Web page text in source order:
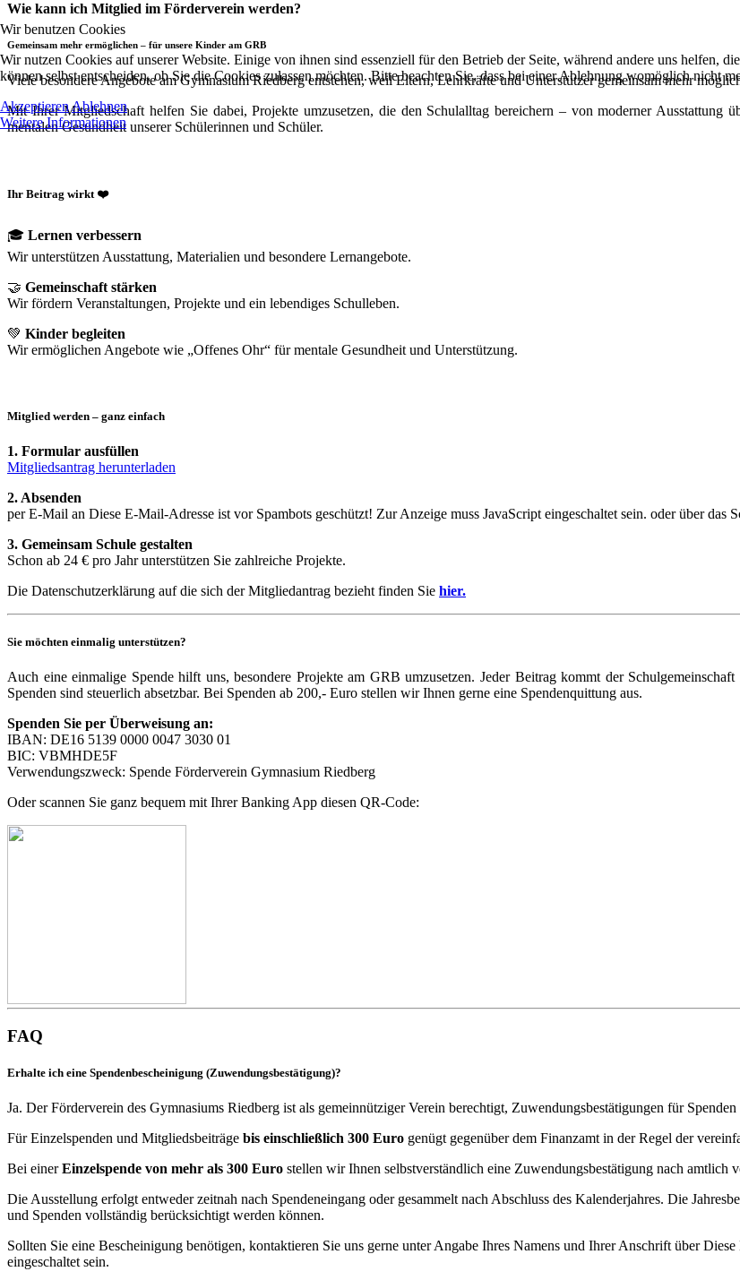
Wie kann ich Mitglied im Förderverein werden?
Gemeinsam mehr ermöglichen – für unsere Kinder am GRB
Viele besondere Angebote am Gymnasium Riedberg entstehen, weil Eltern, Lehrkräfte und Unterstützer gemeinsam mehr
Mit Ihrer Mitgliedschaft helfen Sie dabei, Projekte umzusetzen, die den Schulalltag bereichern – von moderner Ausstattung
mentalen Gesundheit unserer Schülerinnen und Schüler.
Ihr Beitrag wirkt❤️
🎓 Lernen verbessern
Wir unterstützen Ausstattung, Materialien und besondere Lernangebote.
🤝 Gemeinschaft stärken
Wir fördern Veranstaltungen, Projekte und ein lebendiges Schulleben.
💚 Kinder begleiten
Wir ermöglichen Angebote wie „Offenes Ohr“ für mentale Gesundheit und Unterstützung.
Mitglied werden – ganz einfach
1. Formular ausfüllen
Mitgliedsantrag herunterladen
2. Absenden
per E-Mail an Diese E-Mail-Adresse ist vor Spambots geschützt! Zur Anzeige muss JavaScript eingeschaltet sein. oder über das
3. Gemeinsam Schule gestalten
Schon ab 24 € pro Jahr unterstützen Sie zahlreiche Projekte.
Die Datenschutzerklärung auf die sich der Mitgliedantrag bezieht finden Sie hier.
Sie möchten einmalig unterstützen?
Auch eine einmalige Spende hilft uns, besondere Projekte am GRB umzusetzen. Jeder Beitrag kommt der
Spenden sind steuerlich absetzbar. Bei Spenden ab 200,- Euro stellen wir Ihnen gerne eine Spendenquittung aus.
Spenden Sie per Überweisung an:
IBAN: DE16 5139 0000 0047 3030 01
BIC: VBMHDE5F
Verwendungszweck: Spende Förderverein Gymnasium Riedberg
Oder scannen Sie ganz bequem mit Ihrer Banking App diesen QR-Code:
FAQ
Erhalte ich eine Spendenbescheinigung (Zuwendungsbestätigung)?
Ja. Der Förderverein des Gymnasiums Riedberg ist als gemeinnütziger Verein berechtigt, Zuwendungsbestätigungen für
Für Einzelspenden und Mitgliedsbeiträge bis einschließlich 300 Euro genügt gegenüber dem Finanzamt in der Regel der
Bei einerEinzelspende von mehr als 300 Euro stellen wir Ihnen selbstverständlich eine Zuwendungsbestätigung nach amtlich
Die Ausstellung erfolgt entweder zeitnah nach Spendeneingang oder gesammelt nach Abschluss des Kalenderjahres. Die
und Spenden vollständig berücksichtigt werden können.
Sollten Sie eine Bescheinigung benötigen, kontaktieren Sie uns gerne unter Angabe Ihres Namens und Ihrer Anschrift überDiese
eingeschaltet sein.
Wir benutzen Cookies
Wir nutzen Cookies auf unserer Website. Einige von ihnen sind essenziell für den Betrieb der Seite, während andere uns helfen,
können selbst entscheiden, ob Sie die Cookies zulassen möchten. Bitte beachten Sie, dass bei einer Ablehnung womöglich nicht
AkzeptierenAblehnen
Weitere Informationen